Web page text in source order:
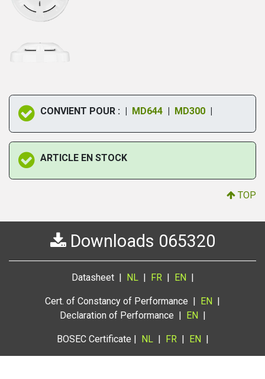
CONVIENT POUR : | MD644 | MD300 |
ARTICLE EN STOCK
TOP
Downloads 065320
Datasheet | NL | FR | EN|
Cert. of Constancy of Performance | EN |
Declaration of Performance | EN|
BOSEC Certificate | NL | FR | EN|